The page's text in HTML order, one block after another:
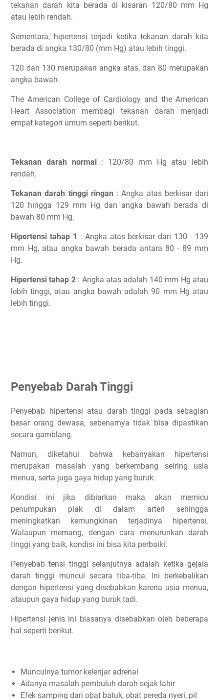
tekanan darah kita berada di kisaran 120/80 mm Hg
atau lebih rendah.
Sementara, hipertensi terjadi ketika tekanan darah kita
berada di angka 130/80 (mm Hg) atau lebih tinggi.
120 dan 130 merupakan angka atas, dan 80 merupakan
angka bawah.
The American College of Cardiology and the American
Heart Association membagi tekanan darah menjadi
empat kategori umum seperti berikut.
Tekanan darah normal: 120/80 mm Hg atau lebih
rendah.
Tekanan darah tinggi ringan : Angka atas berkisar dari
120 hingga 129 mm Hg dan angka bawah berada di
bawah 80 mm Hg.
Hipertensi tahap 1 : Angka atas berkisar dari 130 - 139
mm Hg, atau angka bawah berada antara 80 - 89 mm
Hg.
Hipertensi tahap 2: Angka atas adalah 140 mm Hg atau
lebih tinggi, atau angka bawah adalah 90 mm Hg atau
lebih tinggi.
Penyebab Darah Tinggi
Penyebab hipertensi atau darah tinggi pada sebagian
besar orang dewasa, sebenarnya tidak bisa dipastikan
secara gamblang.
Namun, diketahui bahwa kebanyakan hipertensi
merupakan masalah yang berkembang seiring usia
menua, serta juga gaya hidup yang buruk.
Kondisi ini jika dibiarkan maka akan memicu
penumpukan plak di dalam arteri sehingga
meningkatkan kemungkinan terjadinya hipertensi.
Walaupun memang, dengan cara menurunkan darah
tinggi yang baik, kondisi ini bisa kita perbaiki.
Penyebab tensi tinggi selanjutnya adalah ketika gejala
darah tinggi muncul secara tiba-tiba. Ini berkebalikan
dengan hipertensi yang disebabkan karena usia menua,
ataupun gaya hidup yang buruk tadi.
Hipertensi jenis ini biasanya disebabkan oleh beberapa
hal seperti berikut.
Munculnya tumor kelenjar adrenal
Adanya masalah pembuluh darah sejak lahir
Efek samping dari obat batuk, obat pereda nyeri, pil